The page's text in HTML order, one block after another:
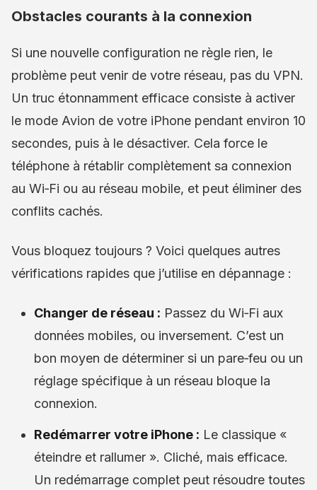
Obstacles courants à la connexion
Si une nouvelle configuration ne règle rien, le
problème peut venir de votre réseau, pas du VPN.
Un truc étonnamment efficace consiste à activer
le mode Avion de votre iPhone pendant environ 10
secondes, puis à le désactiver. Cela force le
téléphone à rétablir complètement sa connexion
au Wi‑Fi ou au réseau mobile, et peut éliminer des
conflits cachés.
Vous bloquez toujours ? Voici quelques autres
vérifications rapides que j’utilise en dépannage :
Changer de réseau : Passez du Wi‑Fi aux
données mobiles, ou inversement. C’est un
bon moyen de déterminer si un pare‑feu ou un
réglage spécifique à un réseau bloque la
connexion.
Redémarrer votre iPhone : Le classique «
éteindre et rallumer ». Cliché, mais efficace.
Un redémarrage complet peut résoudre toutes